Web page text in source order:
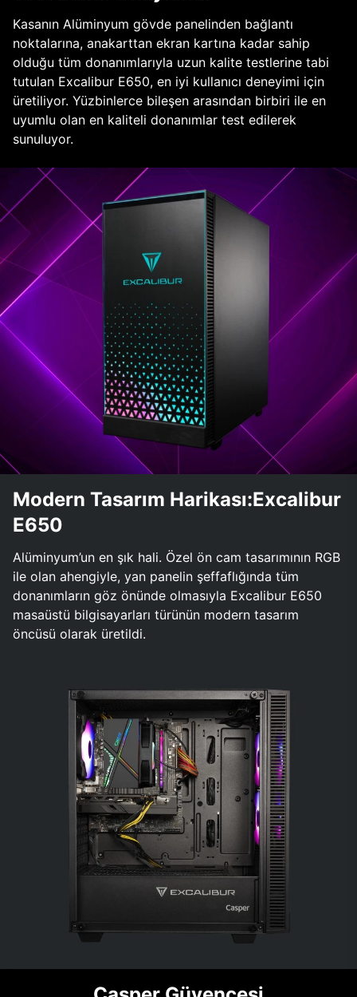
Kasanın Alüminyum gövde panelinden bağlantı
noktalarına, anakarttan ekran kartına kadar sahip
olduğu tüm donanımlarıyla uzun kalite testlerine tabi
tutulan Excalibur E650, en iyi kullanıcı deneyimi için
üretiliyor. Yüzbinlerce bileşen arasından birbiri ile en
uyumlu olan en kaliteli donanımlar test edilerek
sunuluyor.
Modern Tasarım Harikası:Excalibur
E650
Alüminyum’un en şık hali. Özel ön cam tasarımının RGB
ile olan ahengiyle, yan panelin şeffaflığında tüm
donanımların göz önünde olmasıyla Excalibur E650
masaüstü bilgisayarları türünün modern tasarım
öncüsü olarak üretildi.